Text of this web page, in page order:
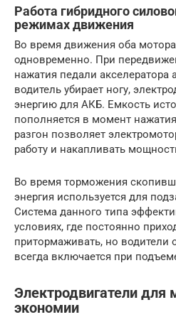
Работа гибридного
режимах движения
Во время движения оба
одновременно. При
нажатия педали акселератора
водитель убирает ногу,
энергию для АКБ. Емкость
пополняется в момент
разгон позволяет
работу и накапливать
Во время торможения
энергия используется для
Система данного типа
условиях, где постоянно
притормаживать, но водители
всегда включается при
Электродвигатели для
экономии